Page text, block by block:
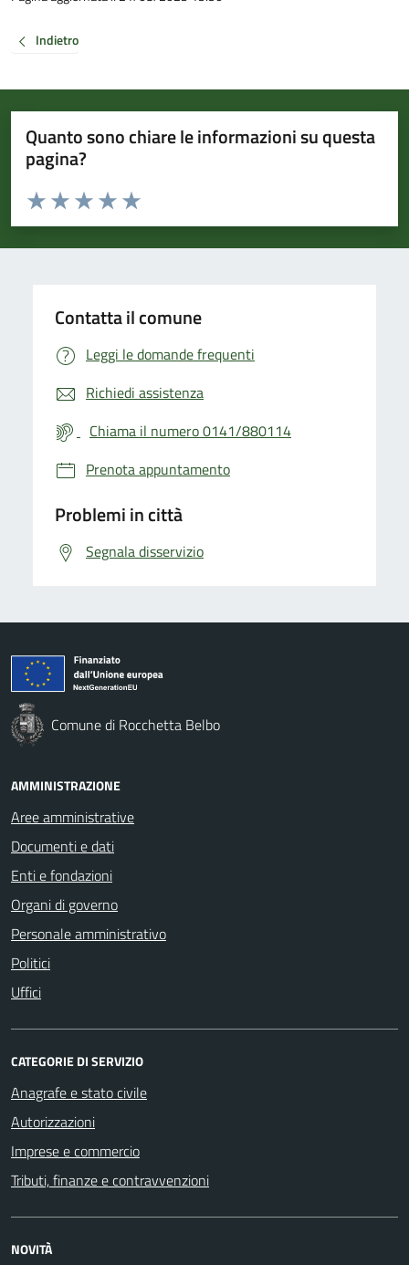
Indietro
Quanto sono chiare le informazioni su questa
pagina?
Valuta da 1 a 5 stelle la pagina
Valuta 5 stelle su 5
Valuta 4 stelle su 5
Valuta 3 stelle su 5
Valuta 2 stelle su 5
Valuta 1 stelle su 5
Contatta il comune
Leggi le domande frequenti
Richiedi assistenza
Chiama il numero 0141/880114
Prenota appuntamento
Problemi in città
Segnala disservizio
Comune di Rocchetta Belbo
AMMINISTRAZIONE
Aree amministrative
Documenti e dati
Enti e fondazioni
Organi di governo
Personale amministrativo
Politici
Uffici
CATEGORIE DI SERVIZIO
Anagrafe e stato civile
Autorizzazioni
Imprese e commercio
Tributi, finanze e contravvenzioni
NOVITÀ